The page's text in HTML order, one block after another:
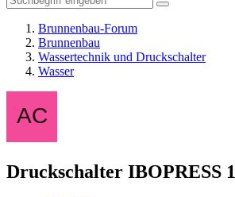
Brunnenbau-Forum
Brunnenbau
Wassertechnik und Druckschalter
Wasser
Druckschalter IBOPRESS